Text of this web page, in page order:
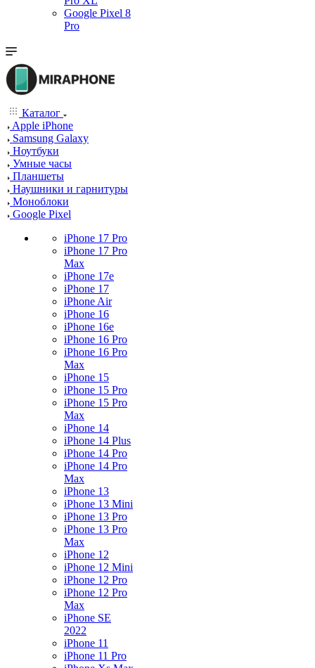
Google Pixel 8
Pro
Каталог
Apple iPhone
Samsung Galaxy
Ноутбуки
Умные часы
Планшеты
Наушники и гарнитуры
Моноблоки
Google Pixel
iPhone 17 Pro
iPhone 17 Pro
Max
iPhone 17e
iPhone 17
iPhone Air
iPhone 16
iPhone 16e
iPhone 16 Pro
iPhone 16 Pro
Max
iPhone 15
iPhone 15 Pro
iPhone 15 Pro
Max
iPhone 14
iPhone 14 Plus
iPhone 14 Pro
iPhone 14 Pro
Max
iPhone 13
iPhone 13 Mini
iPhone 13 Pro
iPhone 13 Pro
Max
iPhone 12
iPhone 12 Mini
iPhone 12 Pro
iPhone 12 Pro
Max
iPhone SE
2022
iPhone 11
iPhone 11 Pro